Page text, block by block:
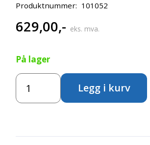
Produktnummer: 101052
629,00,- eks. mva.
På lager
Ullgarn
Storpakke
antall
Legg i kurv